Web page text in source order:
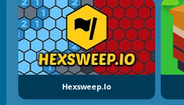
Hexsweep.io